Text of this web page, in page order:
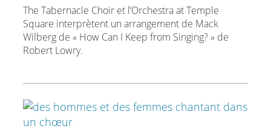
The Tabernacle Choir et l’Orchestra at Temple
Square interprètent un arrangement de Mack
Wilberg de « How Can I Keep from Singing? » de
Robert Lowry.